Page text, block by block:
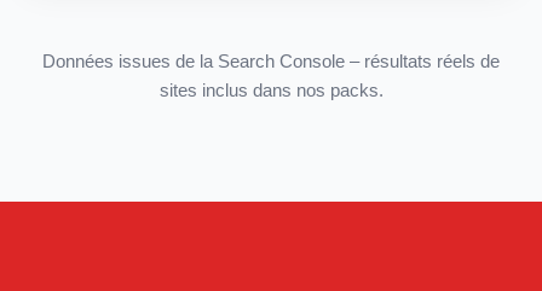
Données issues de la Search Console – résultats réels de
sites inclus dans nos packs.